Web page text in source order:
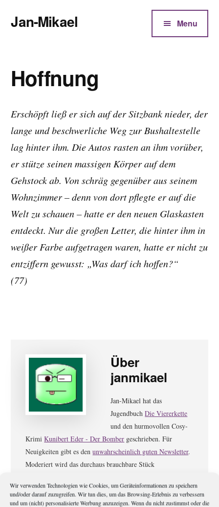
Wir verwenden Technologien wie Cookies, um Geräteinformationen zu speichern
und/oder darauf zuzugreifen. Wir tun dies, um das Browsing-Erlebnis zu verbessern
und um (nicht) personalisierte Werbung anzuzeigen. Wenn du nicht zustimmst oder die
Inhalt
springen
menu
Jan-Mikael
Eder
Menu
Hoffnung
Erschöpft ließ er sich auf der Sitzbank nieder, der
lange und beschwerliche Weg zur Bushaltestelle
lag hinter ihm. Die Autos rasten an ihm vorüber,
er stütze seinen massigen Körper auf dem
Gehstock ab. Von schräg gegenüber aus seinem
Wohnzimmer – denn von dort pflegte er auf die
Welt zu schauen – hatte er den neuen Glaskasten
entdeckt. Nur die großen Letter, die hinter ihm in
weißer Farbe aufgetragen waren, hatte er nicht zu
entziffern gewusst: „Was darf ich hoffen?“
(77)
Über
janmikael
Jan-Mikael hat das
JugendbuchDie Viererkette
und den hurmovollen Cosy-
KrimiKunibert Eder - Der Bomber geschrieben. Für
Neuigkeiten gibt es denunwahrscheinlich guten Newsletter.
Moderiert wird das durchaus brauchbare Stück
Eder).